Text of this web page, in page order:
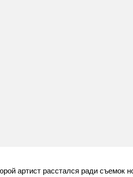
артист расстался ради съемок